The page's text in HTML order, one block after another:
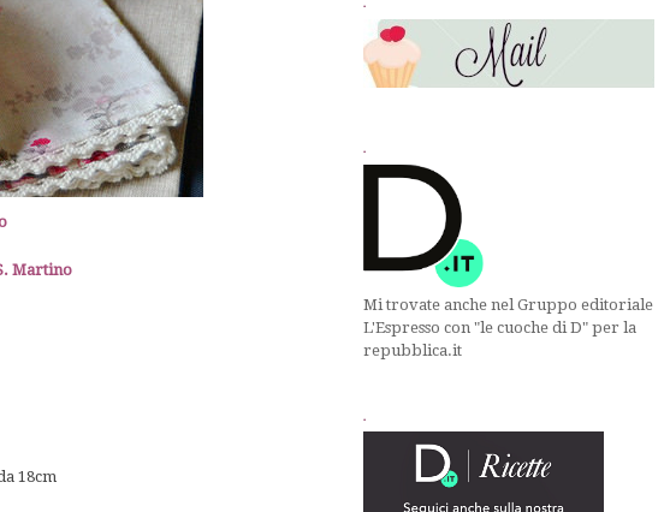
Martino
18cm
.
.
Mi trovate anche nel Gruppo editoriale
L'Espresso con "le cuoche di D" per la
repubblica.it
.